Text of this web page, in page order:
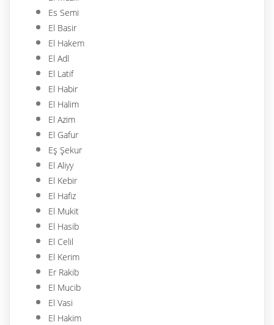
Es Semi
El Basir
El Hakem
El Adl
El Latif
El Habir
El Halim
El Azim
El Gafur
Eş Şekur
El Aliyy
El Kebir
El Hafiz
El Mukit
El Hasib
El Celil
El Kerim
Er Rakib
El Mucib
El Vasi
El Hakim